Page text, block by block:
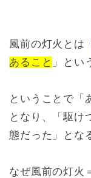
風前の灯火とは「
あること 」とい
ということで「
となり、「駆け
態だった」とな
なぜ風前の灯火